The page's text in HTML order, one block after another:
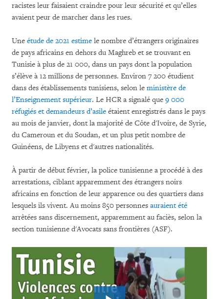
racistes leur faisaient craindre pour leur sécurité et qu’elles
avaient peur de marcher dans les rues.
Une étude de 2021 estime le nombre d’étrangers originaires
de pays africains en dehors du Maghreb et se trouvant en
Tunisie à plus de 21 000, dans un pays dont la population
s’élève à 12 millions de personnes. Environ 7 200 étudient
dans des établissements tunisiens, selon le ministère de
l’Enseignement supérieur. Le HCR a signalé que 9 000
réfugiés et demandeurs d’asile étaient enregistrés dans le pays
au mois de janvier, dont la majorité de Côte d'Ivoire, de Syrie,
du Cameroun et du Soudan, et un plus petit nombre de
Guinéens, de Libyens et d'autres nationalités.
À partir de début février, la police tunisienne a procédé à des
arrestations, ciblant apparemment des étrangers noirs
africains en fonction de leur apparence ou des quartiers dans
lesquels ils vivent. Au moins 850 personnes auraient été
arrêtées sans discernement, apparemment au faciès, selon la
section tunisienne d'Avocats sans frontières (ASF).